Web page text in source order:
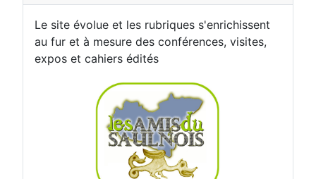
Le site évolue et les rubriques s'enrichissent
au fur et à mesure des conférences, visites,
expos et cahiers édités